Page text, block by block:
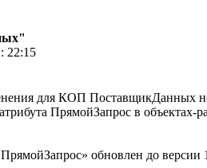
22:15
для КОП ПоставщикДанных
ПрямойЗапрос в объектах-
обновлен до версии